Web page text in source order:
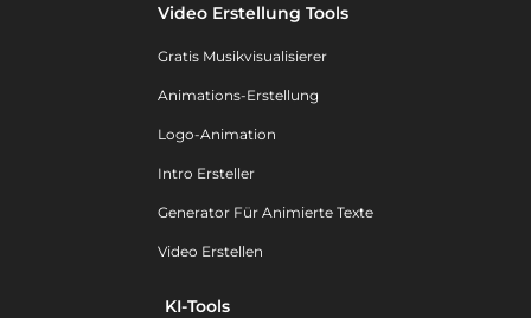
Video Erstellung Tools
Gratis Musikvisualisierer
Animations-Erstellung
Logo-Animation
Intro Ersteller
Generator Für Animierte Texte
Video Erstellen
KI-Tools